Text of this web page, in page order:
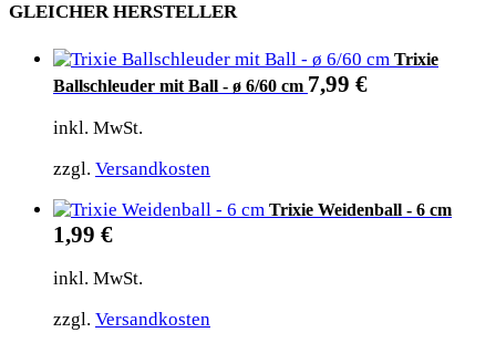
GLEICHER HERSTELLER
Trixie
Ballschleuder mit Ball - ø 6/60 cm 7,99 €
inkl. MwSt.
zzgl. Versandkosten
Trixie Weidenball - 6 cm
1,99 €
inkl. MwSt.
zzgl. Versandkosten